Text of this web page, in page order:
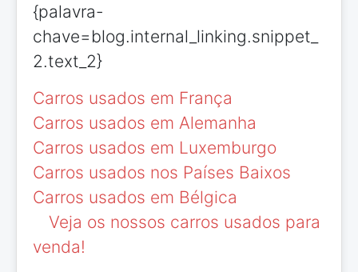
{palavra-
chave=blog.internal_linking.snippet_
2.text_2}
Carros usados em França
Carros usados em Alemanha
Carros usados em Luxemburgo
Carros usados nos Países Baixos
Carros usados em Bélgica
Veja os nossos carros usados para
venda!